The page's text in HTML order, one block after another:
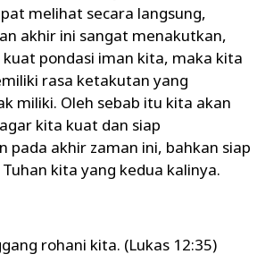
melihat secara langsung,
akhir ini sangat menakutkan,
pondasi iman kita, maka kita
rasa ketakutan yang
miliki. Oleh sebab itu kita akan
kita kuat dan siap
pada akhir zaman ini, bahkan siap
kita yang kedua kalinya.
rohani kita. (Lukas 12:35)